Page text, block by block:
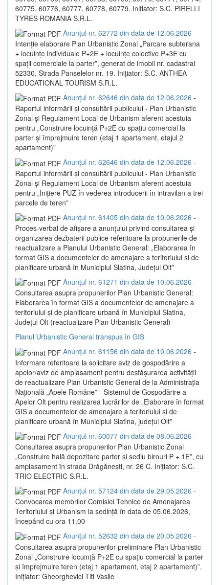
60775, 60776, 60777, 60778, 60779. Inițiator: S.C. PIRELLI
TYRES ROMANIA S.R.L.
Anunțul nr. 62772 din data de 12.06.2026 -
Intenție elaborare Plan Urbanistic Zonal „Parcare subterana
+ locuințe individuale P+2E + locuințe colective P+3E cu
spații comerciale la parter”, generat de imobil nr. cadastral
52330, Strada Panselelor nr. 19. Inițiator: S.C. ANTHEA
EDUCATIONAL TOURISM S.R.L.
Anunțul nr. 62646 din data de 12.06.2026 -
Raportul informării și consultării publicului - Plan Urbanistic
Zonal și Regulament Local de Urbanism aferent acestuia
pentru „Construire locuință P+2E cu spațiu comercial la
parter și împrejmuire teren (etaj 1 apartament, etajul 2
apartament)”
Anunțul nr. 62646 din data de 12.06.2026 -
Raportul informării și consultării publicului - Plan Urbanistic
Zonal și Regulament Local de Urbanism aferent acestuia
pentru „Inițiere PUZ în vederea introducerii în intravilan a trei
parcele de teren”
Anunțul nr. 61405 din data de 10.06.2026 -
Proces-verbal de afișare a anunțului privind consultarea și
organizarea dezbaterii publice referitoare la propunerile de
reactualizare a Planului Urbanistic General: „Elaborarea în
format GIS a documentelor de amenajare a teritoriului și de
planificare urbană în Municipiul Slatina, Județul Olt”
Anunțul nr. 61271 din data de 10.06.2026 -
Consultarea asupra propunerilor Plan Urbanistic General:
Elaborarea în format GIS a documentelor de amenajare a
teritoriului și de planificare urbană în Municipiul Slatina,
Județul Olt (reactualizare Plan Urbanistic General)
Planul Urbanistic General transpus în GIS
Anunțul nr. 61156 din data de 10.06.2026 -
Informare referitoare la solicitare aviz de gospodărire a
apelor/aviz de amplasament pentru desfășurarea activității
de reactualizare Plan Urbanistic General de la Administrația
Națională „Apele Române” - Sistemul de Gospodărire a
Apelor Olt pentru realizarea lucrărilor de „Elaborare în format
GIS a documentelor de amenajare a teritoriului și de
planificare urbană în Municipiul Slatina, județul Olt”
Anunțul nr. 60077 din data de 08.06.2026 -
Consultarea asupra propunerilor Plan Urbanistic Zonal
„Construire hală depozitare parter și sediu birouri P + 1E”, cu
amplasament în strada Drăgănești, nr. 26 C. Inițiator: S.C.
TRIO ELECTRIC S.R.L.
Anunțul nr. 57124 din data de 29.05.2026 -
Convocarea membrilor Comisiei Tehnice de Amenajarea
Teritoriului și Urbanism la ședință în data de 05.06.2026,
începând cu ora 11.00
Anunțul nr. 52632 din data de 20.05.2026 -
Consultarea asupra propunerilor preliminare Plan Urbanistic
Zonal „Construire locuință P+2E cu spațiu comercial la parter
și împrejmuire teren (etaj 1 apartament, etaj 2 apartament)”.
Inițiator: Gheorghevici Titi Vasile